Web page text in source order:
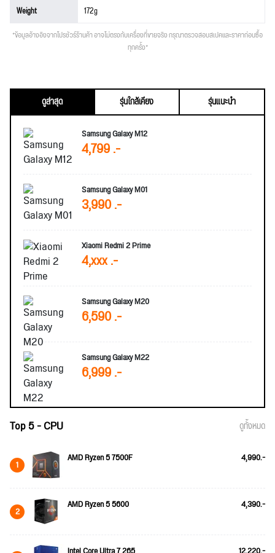
Weight
172g
*ข้อมูลอ้างอิงจากโปรชัวร์ร้านค้า อาจไม่ตรงกับเครื่องที่ขายจริง กรุณาตรวจสอบสเปคและราคาก่อนซื้อ
ทุกครั้ง*
ดูล่าสุด รุ่นใกล้เคียง
รุ่นแนะนำ
Samsung Galaxy M12
4,799 .-
Samsung Galaxy M01
3,990 .-
Xiaomi Redmi 2 Prime
4,xxx .-
Samsung Galaxy M20
6,590 .-
Samsung Galaxy M22
6,999 .-
Top 5 - CPU ดูทั้งหมด
1 AMD Ryzen 5 7500F 4,990.-
2 AMD Ryzen 5 5600 4,390.-